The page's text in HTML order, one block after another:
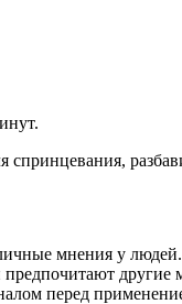
мнения у
предпочитают
перед